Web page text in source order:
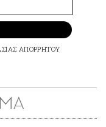
ΑΠΟΡΡΗΤΟΥ